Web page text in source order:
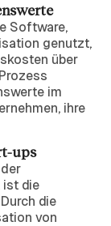
Software,
genutzt,
über
im
ihre
ups
ist die
die
von